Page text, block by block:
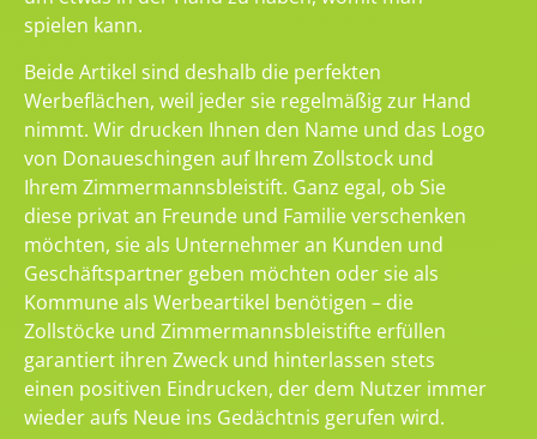
spielen kann.
Beide Artikel sind deshalb die perfekten
Werbeflächen, weil jeder sie regelmäßig zur Hand
nimmt. Wir drucken Ihnen den Name und das Logo
von Donaueschingen auf Ihrem Zollstock und
Ihrem Zimmermannsbleistift. Ganz egal, ob Sie
diese privat an Freunde und Familie verschenken
möchten, sie als Unternehmer an Kunden und
Geschäftspartner geben möchten oder sie als
Kommune als Werbeartikel benötigen – die
Zollstöcke und Zimmermannsbleistifte erfüllen
garantiert ihren Zweck und hinterlassen stets
einen positiven Eindrucken, der dem Nutzer immer
wieder aufs Neue ins Gedächtnis gerufen wird.